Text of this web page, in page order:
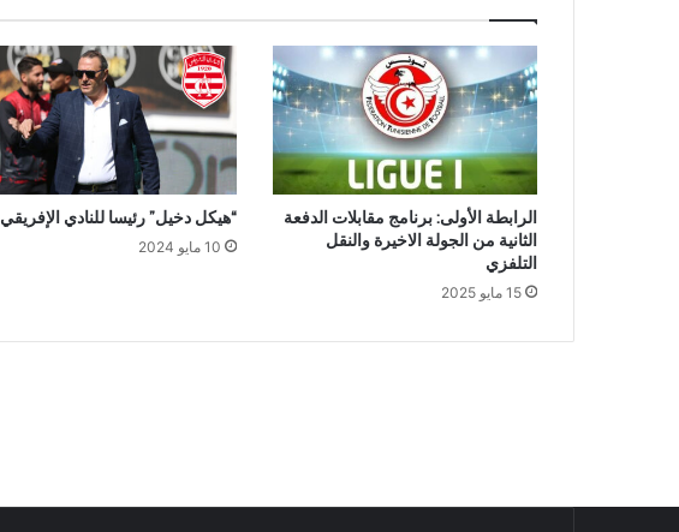
الرابطة الأولى: برنامج مقابلات الدفعة
الثانية من الجولة الاخيرة والنقل
التلفزي
15 مايو 2025
“هيكل دخيل” رئيسا للنادي الإفريقي
10 مايو 2024